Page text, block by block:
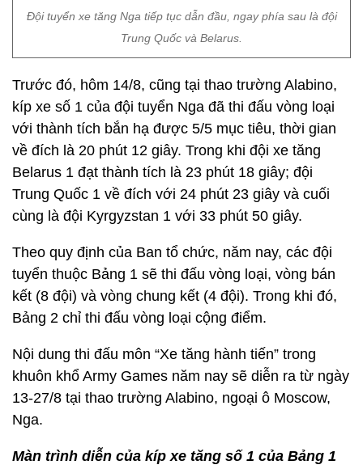
Đội tuyển xe tăng Nga tiếp tục dẫn đầu, ngay phía sau là đội
Trung Quốc và Belarus.
Trước đó, hôm 14/8, cũng tại thao trường Alabino,
kíp xe số 1 của đội tuyển Nga đã thi đấu vòng loại
với thành tích bắn hạ được 5/5 mục tiêu, thời gian
về đích là 20 phút 12 giây. Trong khi đội xe tăng
Belarus 1 đạt thành tích là 23 phút 18 giây; đội
Trung Quốc 1 về đích với 24 phút 23 giây và cuối
cùng là đội Kyrgyzstan 1 với 33 phút 50 giây.
Theo quy định của Ban tổ chức, năm nay, các đội
tuyển thuộc Bảng 1 sẽ thi đấu vòng loại, vòng bán
kết (8 đội) và vòng chung kết (4 đội). Trong khi đó,
Bảng 2 chỉ thi đấu vòng loại cộng điểm.
Nội dung thi đấu môn “Xe tăng hành tiến” trong
khuôn khổ Army Games năm nay sẽ diễn ra từ ngày
13-27/8 tại thao trường Alabino, ngoại ô Moscow,
Nga.
Màn trình diễn của kíp xe tăng số 1 của Bảng 1